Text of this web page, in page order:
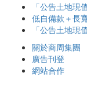
「公告土地現
低自備款＋長
「公告土地現
關於商周集團
廣告刊登
網站合作